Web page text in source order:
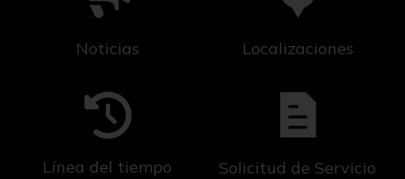
Noticias Localizaciones
Línea del tiempo Solicitud de Servicio